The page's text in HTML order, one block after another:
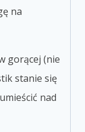
na
gorącej (nie
stanie się
nad